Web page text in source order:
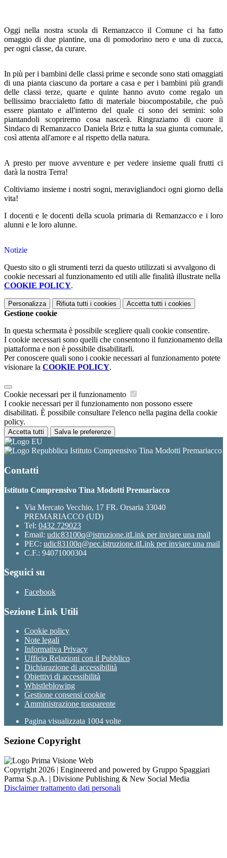
Oggi nella nostra scuola di Remanzacco il Comune ci ha fatto
omaggio di due piantine, una di pomodorino nero e una di zucca,
per ogni classe, da curare.
In più per i bambini delle classi prime e seconde sono stati omaggiati
di una pianta ciascuno da portare a casa e per i bambini più grandi
delle classi terze, quarte e quinte hanno avuto come regalo un
bellissimo braccialetto fatto di materiale biocompostabile, che può
essere piantato e all'interno del quale ci sono dei semini: solo
piantandoli scopriremo cosa nascerà. Ringraziamo di cuore il
Sindaco di Remanzacco Daniela Briz e tutta la sua giunta comunale,
così attenta all'amore e al rispetto della natura.
A presto per nuove avventure e per vedere insieme quali frutti ci
darà la nostra Terra!
Coltiviamo insieme i nostri sogni, meravigliandoci ogni giorno della
vita!
I docenti e le docenti della scuola primaria di Remanzacco e i loro
alunni e le loro alunne.
Notizie
Questo sito o gli strumenti terzi da questo utilizzati si avvalgono di
cookie necessari al funzionamento ed utili alle finalità illustrate nella
COOKIE POLICY.
Personalizza Rifiuta tutti i cookies Accetta tutti i cookies
Gestione cookie
In questa schermata è possibile scegliere quali cookie consentire.
I cookie necessari sono quelli che consentono il funzionamento della
piattaforma e non è possibile disabilitarli.
Per conoscere quali sono i cookie necessari al funzionamento potete
visionare la COOKIE POLICY.
Cookie necessari per il funzionamento
I cookie necessari per il funzionamento non possono essere
disabilitati. È possibile consultare l'elenco nella pagina della cookie
policy.
Accetta tutti Salva le preferenze
Istituto Comprensivo Tina Modotti Premariacco
Contatti
Istituto Comprensivo Tina Modotti Premariacco
Via Mercato Vecchio, 17 FR. Orsaria 33040
PREMARIACCO (UD)
Tel: 0432 729023
Email: udic83100q@istruzione.itLink per inviare una mail
PEC: udic83100q@pec.istruzione.itLink per inviare una mail
C.F.: 94071000304
Seguici su
Facebook
Sezione Link Utili
Cookie policy
Note legali
Informativa Privacy
Ufficio Relazioni con il Pubblico
Dichiarazione di accessibilità
Obiettivi di accessibilità
Whistleblowing
Gestione consensi cookie
Amministrazione trasparente
Pagina visualizzata 1004 volte
Sezione Copyright
Copyright 2026 | Engineered and powered by Gruppo Spaggiari
Parma S.p.A. | Divisione Publishing & New Social Media
Disclaimer trattamento dati personali